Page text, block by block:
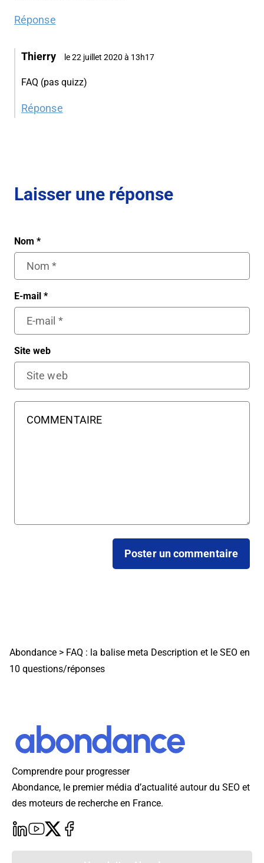
Réponse
Thierry le 22 juillet 2020 à 13h17
FAQ (pas quizz)
Réponse
Laisser une réponse
Nom *
E-mail *
Site web
Abondance > FAQ : la balise meta Description et le SEO en
10 questions/réponses
Comprendre pour progresser
Abondance, le premier média d’actualité autour du SEO et
des moteurs de recherche en France.